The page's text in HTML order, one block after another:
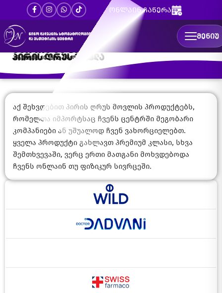
ონლაინ ჩაწერა
ᲛᲔᲜᲘᲣ
კბილის ძაფი
პირის ღრუს მოვლა
პრემიუმ კლასის პროდუქცია
აქ შეხვდებით პირის ღრუს მოვლის პროდუქტებს,
რომელთა იმპორტსაც ჩვენს ცენტრში მეგობარი
კომპანიები ან უშუალოდ ჩვენ ვახორციელებთ.
ყველა პროდუქტი გახლავთ პრემიუმ კლასი, სხვა
შემთხვევაში, ვერც ერთი მათგანი მოხვდებოდა
ჩვენს ონლაინ თუ ფიზიკურ სივრცეში.